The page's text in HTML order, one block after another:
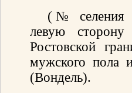
(№ селения
левую
Ростовской
мужского пола
(Вондель).